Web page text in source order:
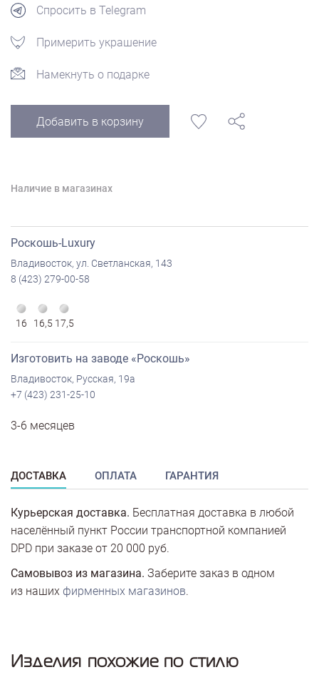
Спросить в Telegram
Примерить украшение
Намекнуть о подарке
Добавить в корзину
Наличие в магазинах
Роскошь-Luxury
Владивосток, ул. Светланская, 143
8 (423) 279-00-58
16 16,5 17,5
Изготовить на заводе «Роскошь»
Владивосток, Русская, 19а
+7 (423) 231-25-10
3-6 месяцев
ДОСТАВКА ОПЛАТА ГАРАНТИЯ
Курьерская доставка. Бесплатная доставка в любой
населённый пункт России транспортной компанией
DPD при заказе от 20 000 руб.
Самовывоз из магазина. Заберите заказ в одном
из наших фирменных магазинов.
Изделия похожие по стилю